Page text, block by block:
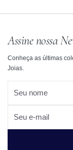
Assine nossa
Conheça as últimas
Joias.
Seu nome
Seu e-mail